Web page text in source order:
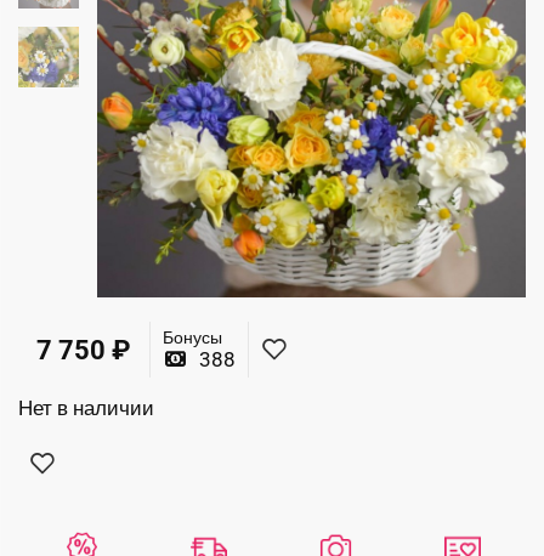
7 750 ₽ Бонусы
388
Нет в наличии